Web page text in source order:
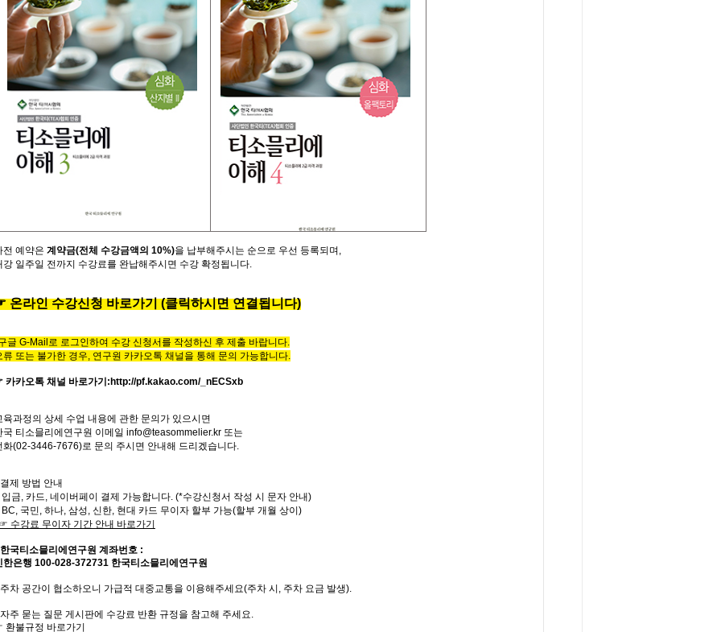
전 예약은 계약금(전체 수강금액의 10%)을 납부해주시는 순으로 우선 등록되며 ,
강 일주일 전까지 수강료를 완납해주시면 수강 확정됩니다.
온라인수강신청 바로가기(클릭하시면 연결됩니다)
글 G-Mail로 로그인하여 수강 신청서를 작성하신 후 제출 바랍니다.
류 또는 불가한 경우, 연구원 카카오톡 채널을 통해 문의 가능합니다.
카오톡 채널 바로가기 : http://pf.kakao.com/_nECSxb
육과정의 상세 수업 내용에 관한 문의가 있으시면
국 티소믈리에 연구원 이메일 info@teasommelier.kr 또는
화(02-3446-7676)로 문의 주시면 안내해 드리겠습니다.
제 방법 안내
금, 카드, 네이버페이 결제 가능합니다. (*수강신청서 작성 시 문자 안내)
국민, 하나, 삼성, 신한, 현대 카드 무이자 할부 가능(할부 개월 상이)
수강료 무이자 기간 안내 바로가기
한국티소믈리에연구원 계좌번호 :
한은행 100-028-372731 한국티소믈리에연구원
주차 공간이 협소하오니 가급적 대중교통을 이용해주세요(주차 시 , 주차 요금 발생).
자주 묻는 질문 게시판에 수강료 반환 규정을 참고해 주세요.
환불규정 바로가기